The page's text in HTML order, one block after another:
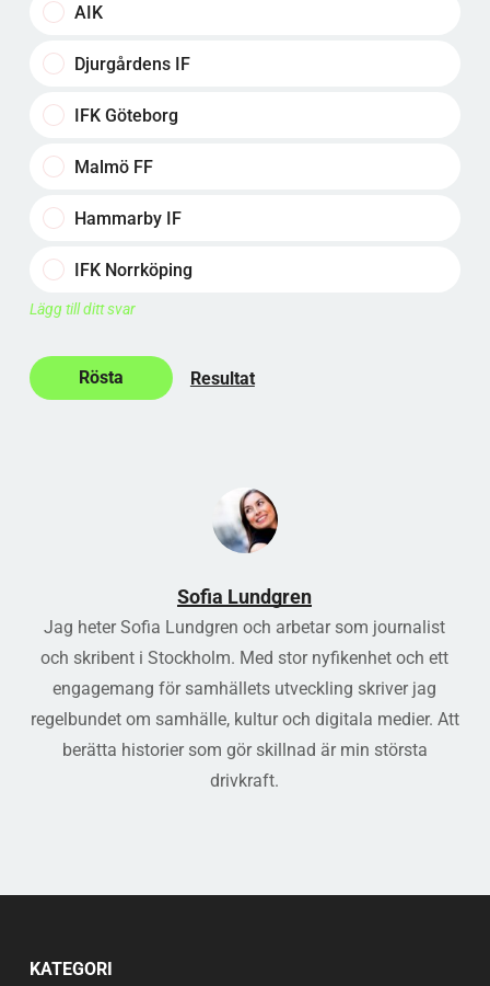
AIK
Djurgårdens IF
IFK Göteborg
Malmö FF
Hammarby IF
IFK Norrköping
Lägg till ditt svar
Resultat
Sofia Lundgren
Jag heter Sofia Lundgren och arbetar som journalist
och skribent i Stockholm. Med stor nyfikenhet och ett
engagemang för samhällets utveckling skriver jag
regelbundet om samhälle, kultur och digitala medier. Att
berätta historier som gör skillnad är min största
drivkraft.
KATEGORI